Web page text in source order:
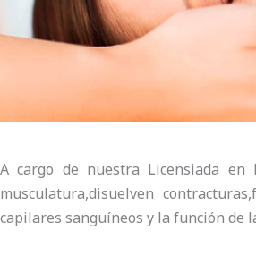
A cargo de nuestra Licensiada en
musculatura,disuelven
capilares sanguíneos y la función